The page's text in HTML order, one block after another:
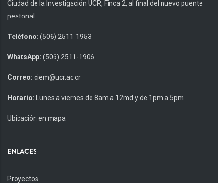
Ciudad de la Investigación UCR, Finca 2, al final del nuevo puente
peatonal.
Teléfono: (506) 2511-1953
WhatsApp: (506) 2511-1906
Correo: ciem@ucr.ac.cr
Horario: Lunes a viernes de 8am a 12md y de 1pm a 5pm
Ubicación en mapa
ENLACES
Proyectos